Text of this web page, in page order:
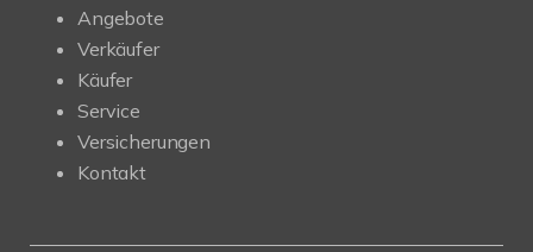
Angebote
Verkäufer
Käufer
Service
Versicherungen
Kontakt